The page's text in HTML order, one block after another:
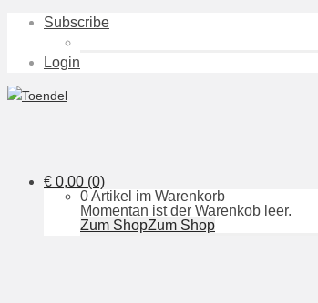
Subscribe
Login
€ 0,00 (0)
0 Artikel im Warenkorb
Momentan ist der Warenkob leer.
Zum ShopZum Shop